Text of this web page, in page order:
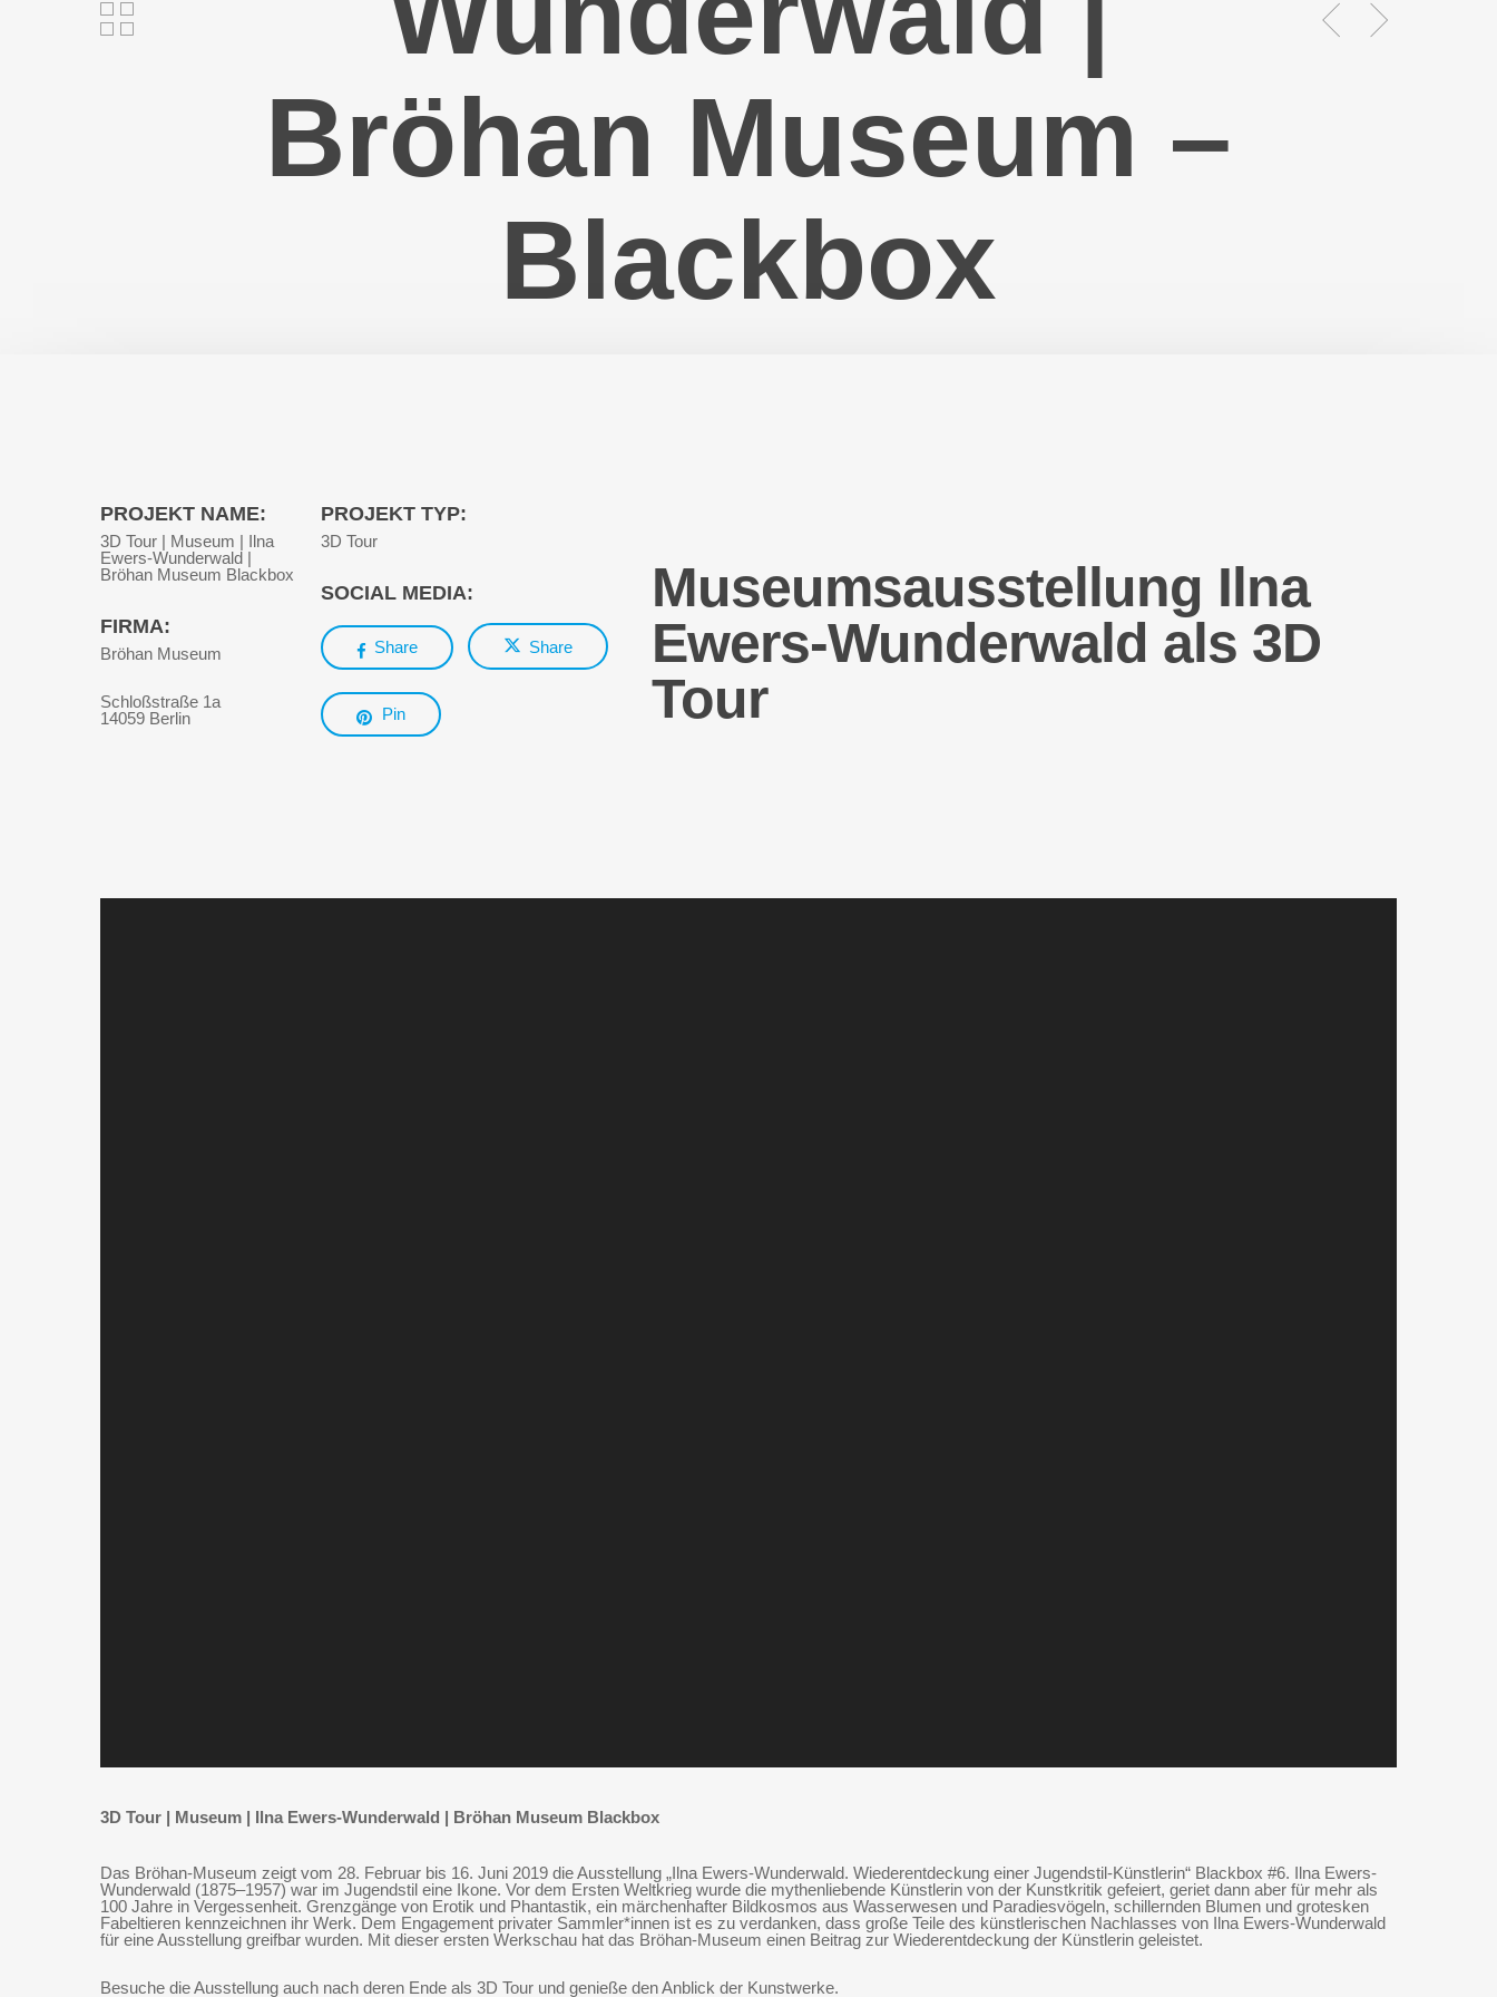
Bröhan Museum –
Blackbox
PROJEKT NAME:
3D Tour | Museum | Ilna
Ewers-Wunderwald |
Bröhan Museum Blackbox
FIRMA:
Bröhan Museum
Schloßstraße 1a
14059 Berlin
PROJEKT TYP:
3D Tour
SOCIAL MEDIA:
Share Share
Pin
Museumsausstellung Ilna
Ewers-Wunderwald als 3D
Tour
3D Tour | Museum | Ilna Ewers-Wunderwald | Bröhan Museum Blackbox
Das Bröhan-Museum zeigt vom 28. Februar bis 16. Juni 2019 die Ausstellung „Ilna Ewers-Wunderwald. Wiederentdeckung einer Jugendstil-Künstlerin“ Blackbox #6. Ilna Ewers-
Wunderwald (1875–1957) war im Jugendstil eine Ikone. Vor dem Ersten Weltkrieg wurde die mythenliebende Künstlerin von der Kunstkritik gefeiert, geriet dann aber für mehr als
100 Jahre in Vergessenheit. Grenzgänge von Erotik und Phantastik, ein märchenhafter Bildkosmos aus Wasserwesen und Paradiesvögeln, schillernden Blumen und grotesken
Fabeltieren kennzeichnen ihr Werk. Dem Engagement privater Sammler*innen ist es zu verdanken, dass große Teile des künstlerischen Nachlasses von Ilna Ewers-Wunderwald
für eine Ausstellung greifbar wurden. Mit dieser ersten Werkschau hat das Bröhan-Museum einen Beitrag zur Wiederentdeckung der Künstlerin geleistet.
Besuche die Ausstellung auch nach deren Ende als 3D Tour und genieße den Anblick der Kunstwerke.